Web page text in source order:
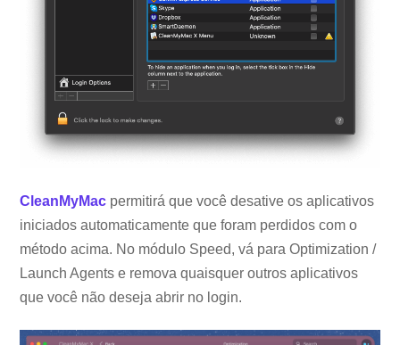
CleanMyMac permitirá que você desative os aplicativos
iniciados automaticamente que foram perdidos com o
método acima. No módulo Speed, vá para Optimization /
Launch Agents e remova quaisquer outros aplicativos
que você não deseja abrir no login.